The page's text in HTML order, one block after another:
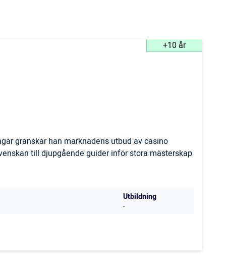
granskar han marknadens utbud av casino
till djupgående guider inför stora mästerskap
Utbildning
-
+10 år